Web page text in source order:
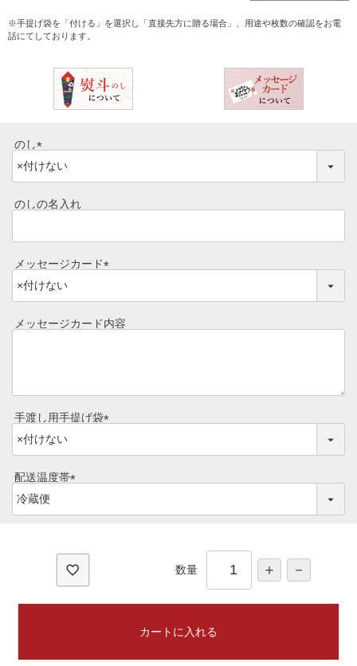
ゴルフコンペ
よくある質問
焼き方レシピ
レビュー一覧
牛肉部位一覧
レトルトカレー
シャルキュトリー
コーンスープ
目録ギフト
商品券
※手提げ袋を「付ける」を選択し「直接先方に贈る場合」、用途や枚数の確認をお電
話にてしております。
のし
(
必
須
のしの名入れ
メッセージカード
必
須
メッセージカード内容
手渡し用手提げ袋
必
配送温度帯
必
数量
カートに入れる